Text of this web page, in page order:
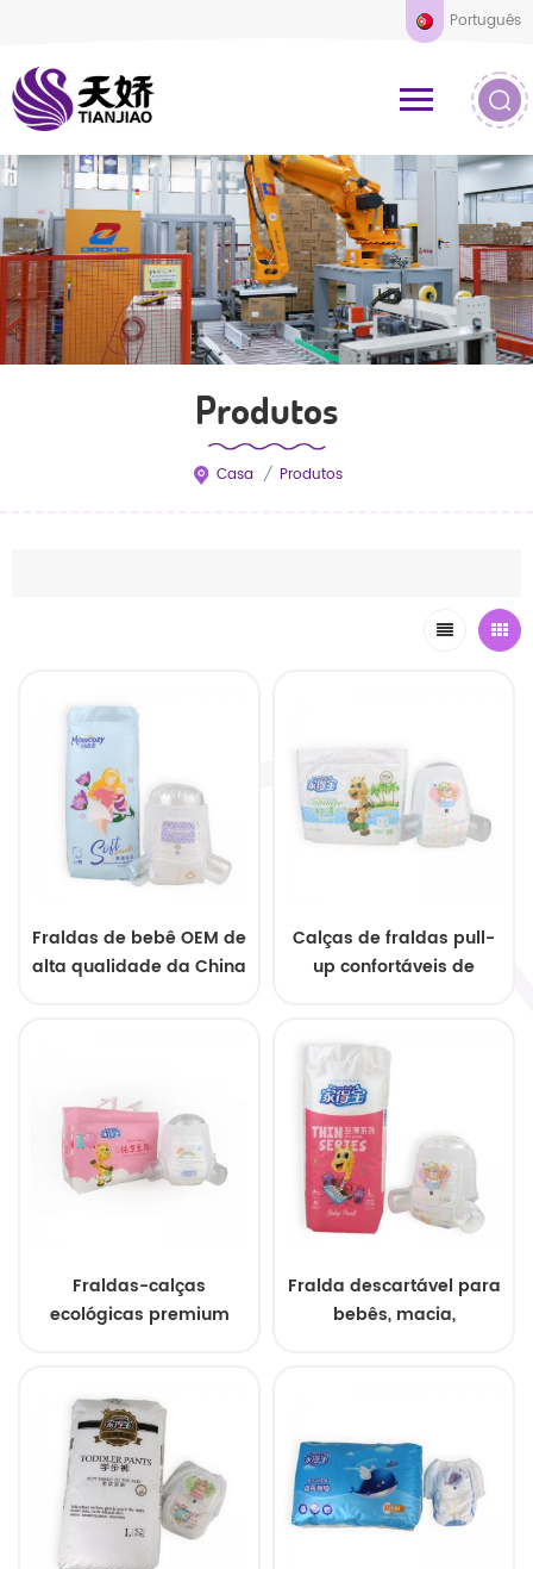
Português
Produtos
Casa / Produtos
Fraldas de bebê OEM de
alta qualidade da China
Calças de fraldas pull-
up confortáveis de
treinamento
descartáveis altamente
absorventes
Fraldas-calças
ecológicas premium
personalizadas e de
marca própria
Fralda descartável para
bebês, macia,